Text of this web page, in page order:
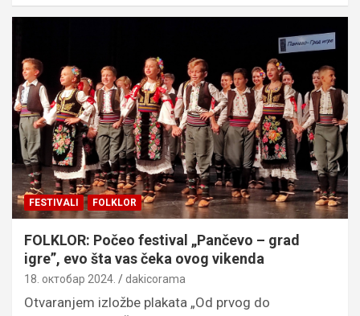
FESTIVALI FOLKLOR
FOLKLOR: Počeo festival „Pančevo – grad
igre”, evo šta vas čeka ovog vikenda
18. октобар 2024. dakicorama
Otvaranjem izložbe plakata „Od prvog do